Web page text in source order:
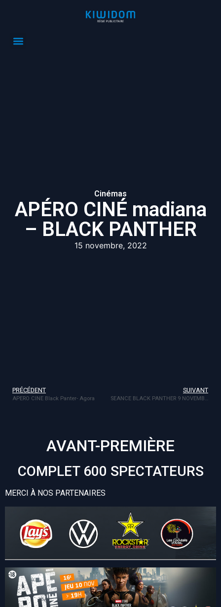
Cinémas
APÉRO CINÉ madiana
– BLACK PANTHER
15 novembre, 2022
PRÉCÉDENT
APERO CINE Black Panter- Agora
SUIVANT
SEANCE BLACK PANTHER 9 NOVEMBRE CINESTAR
AVANT-PREMIÈRE
COMPLET 600 SPECTATEURS
MERCI À NOS PARTENAIRES